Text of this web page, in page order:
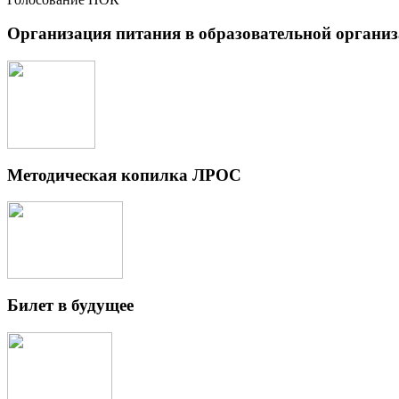
Организация питания в образовательной
Методическая копилка ЛРОС
Билет в будущее